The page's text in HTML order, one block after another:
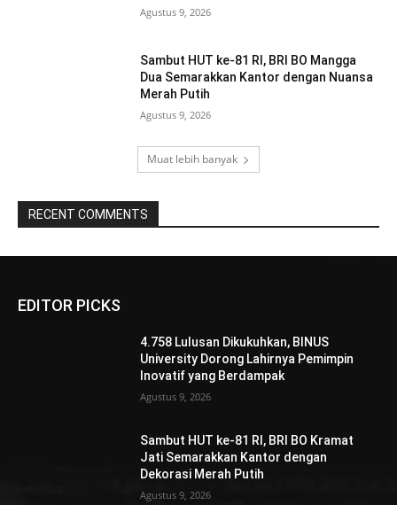
Agustus 9, 2026
Sambut HUT ke-81 RI, BRI BO Mangga
Dua Semarakkan Kantor dengan Nuansa
Merah Putih
Agustus 9, 2026
Muat lebih banyak
RECENT COMMENTS
EDITOR PICKS
4.758 Lulusan Dikukuhkan, BINUS
University Dorong Lahirnya Pemimpin
Inovatif yang Berdampak
Agustus 9, 2026
Sambut HUT ke-81 RI, BRI BO Kramat
Jati Semarakkan Kantor dengan
Dekorasi Merah Putih
Agustus 9, 2026